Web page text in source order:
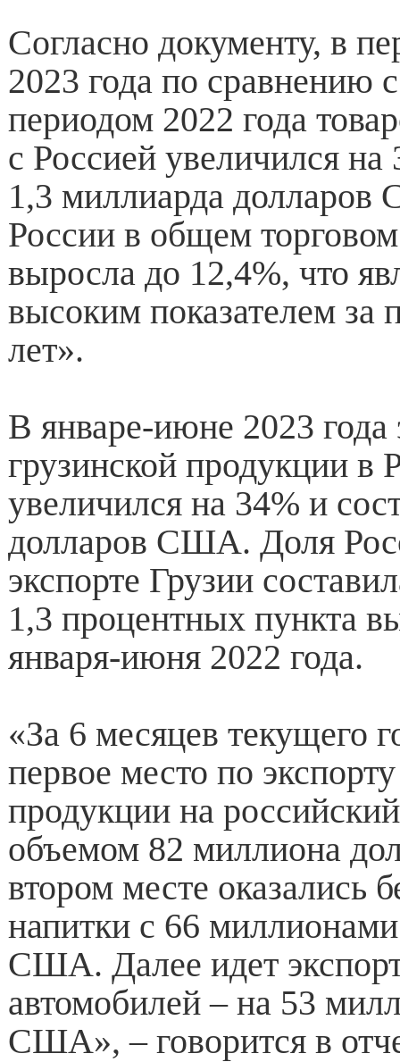
Согласно документу, в
2023 года по сравнению
периодом 2022 года
с Россией увеличился на
1,3 миллиарда
России в общем
выросла до 12,4%, что
высоким показателем за
лет».
В январе-июне 2023 года
грузинской продукции в
увеличился на 34% и
долларов США. Доля
экспорте Грузии
1,3 процентных пункта
января-июня 2022 года.
«За 6 месяцев текущего
первое место по
продукции на
объемом 82 миллиона
втором месте оказались
напитки с 66
США. Далее идет
автомобилей – на 53
США», – говорится в